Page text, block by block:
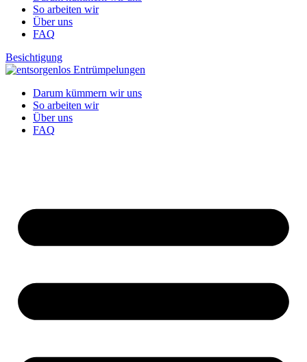
So arbeiten wir
Über uns
FAQ
Besichtigung
Darum kümmern wir uns
So arbeiten wir
Über uns
FAQ